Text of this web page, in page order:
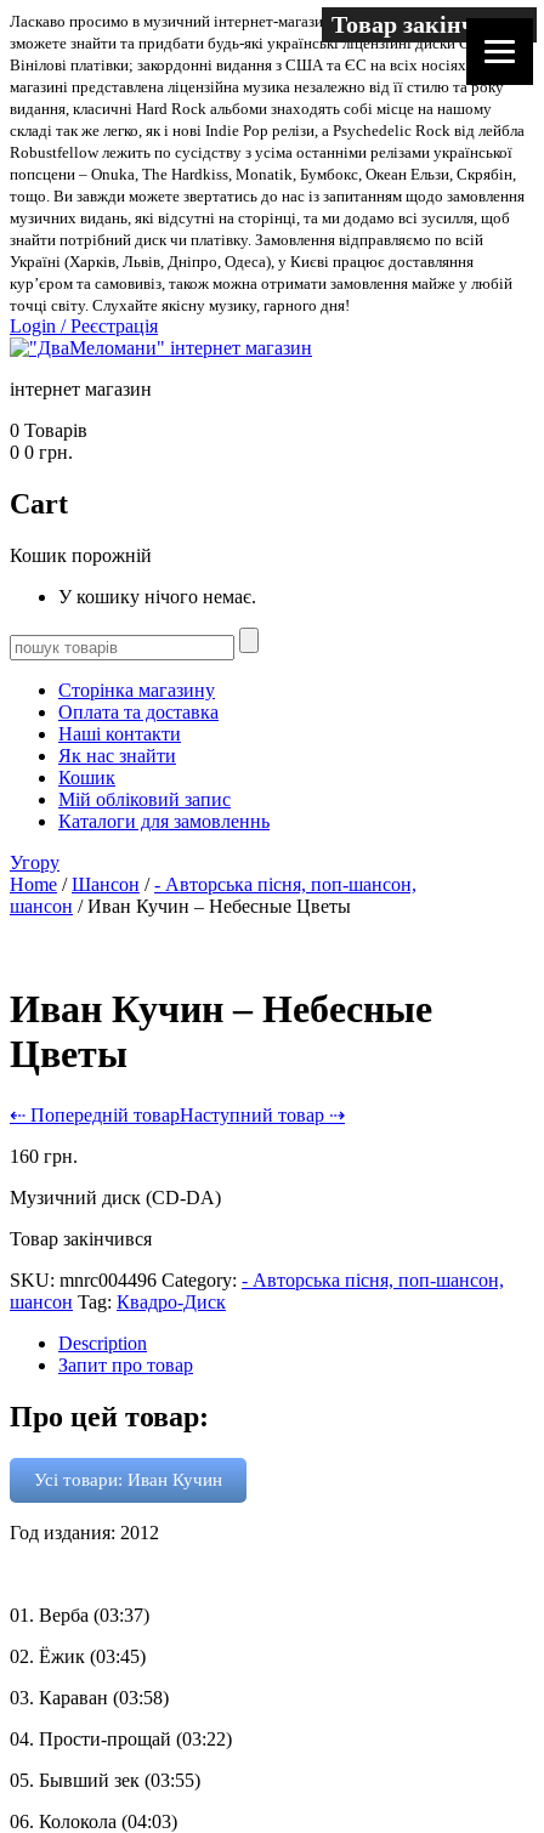
Ласкаво просимо в музичний інтернет-магазин “Два меломани”. У нас Ви
зможете знайти та придбати будь-які українські ліцензійні диски CD, DVD,
Вінілові платівки; закордонні видання з США та ЄС на всіх носіях. В
магазині представлена ліцензійна музика незалежно від її стилю та року
видання, класичні Hard Rock альбоми знаходять собі місце на нашому
складі так же легко, як і нові Indie Pop релізи, а Psychedelic Rock від лейбла
Robustfellow лежить по сусідству з усіма останніми релізами української
попсцени – Onuka, The Hardkiss, Monatik, Бумбокс, Океан Ельзи, Скрябін,
тощо. Ви завжди можете звертатись до нас із запитанням щодо замовлення
музичних видань, які відсутні на сторінці, та ми додамо всі зусилля, щоб
знайти потрібний диск чи платівку. Замовлення відправляємо по всій
Україні (Харків, Львів, Дніпро, Одеса), у Києві працює доставляння
кур’єром та самовивіз, також можна отримати замовлення майже у любій
точці світу. Слухайте якісну музику, гарного дня!
Login /Реєстрація
інтернет магазин
0 Товарів
0 0 грн.
Cart
Кошик порожній
У кошику нічого немає.
Сторінка магазину
Оплата та доставка
Наші контакти
Як нас знайти
Кошик
Мій обліковий запис
Каталоги для замовленнь
Угору
Home /Шансон /- Авторська пісня, поп-шансон,
шансон / Иван Кучин – Небесные Цветы
Товар закінчився
Иван Кучин – Небесные
Цветы
⇠ Попередній товарНаступний товар ⇢
160 грн.
Музичний диск (CD-DA)
Товар закінчився
SKU: mnrc004496 Category: - Авторська пісня, поп-шансон,
шансон Tag: Квадро-Диск
Description
Запит про товар
Про цей товар:
Усі товари: Иван Кучин
Год издания: 2012
01. Верба (03:37)
02. Ёжик (03:45)
03. Караван (03:58)
04. Прости-прощай (03:22)
05. Бывший зек (03:55)
06. Колокола (04:03)